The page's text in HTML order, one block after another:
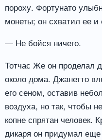
пороху. Фортунато
монеты; он схватил ее и
— Не бойся ничего.
Тотчас Же он проделал
около дома. Джанетто
его сеном, оставив
воздуха, но так, чтобы
копне спрятан человек.
дикаря он придумал